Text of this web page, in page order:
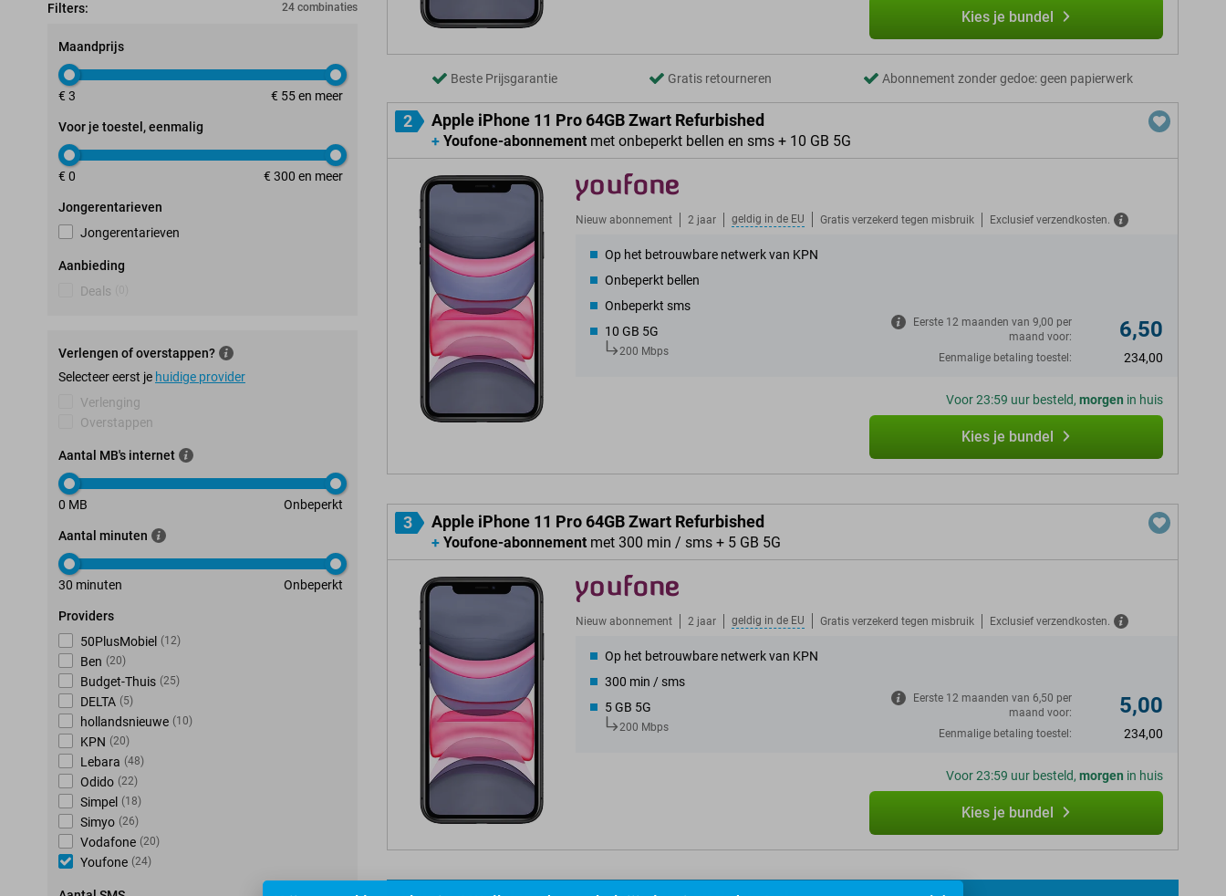
Filters:
24 combinaties
Maandprijs
€ 3 € 55 en meer
Voor je toestel, eenmalig
€ 0 € 300 en meer
Jongerentarieven
Jongerentarieven
Aanbieding
Deals
Verlengen of overstappen?
Selecteer eerst je huidige provider
Verlenging
Overstappen
Aantal MB's internet
0 MB Onbeperkt
Aantal minuten
30 minuten Onbeperkt
Providers
50PlusMobiel (12)
Ben (20)
Budget-Thuis (25)
DELTA (5)
hollandsnieuwe (10)
KPN (20)
Lebara (48)
Odido (22)
Simpel (18)
Simyo (26)
Vodafone (20)
Youfone (24)
Kies je bundel
Beste Prijsgarantie Gratis retourneren Abonnement zonder gedoe: geen papierwerk
2 Apple iPhone 11 Pro 64GB Zwart Refurbished
+ Youfone-abonnement met onbeperkt bellen en sms + 10 GB 5G
Nieuw abonnement 2 jaar geldig in de EU Gratis verzekerd tegen misbruik Exclusief verzendkosten.
Op het betrouwbare netwerk van KPN
Onbeperkt bellen
Onbeperkt sms
10 GB 5G
200 Mbps
Eerste 12 maanden van 9,00 per
maand voor:
6,50
Eenmalige betaling toestel: 234,00
Voor 23:59 uur besteld, morgen in huis
Kies je bundel
3 Apple iPhone 11 Pro 64GB Zwart Refurbished
+ Youfone-abonnement met 300 min / sms + 5 GB 5G
Nieuw abonnement 2 jaar geldig in de EU Gratis verzekerd tegen misbruik Exclusief verzendkosten.
Op het betrouwbare netwerk van KPN
300 min / sms
5 GB 5G
200 Mbps
Eerste 12 maanden van 6,50 per
maand voor:
5,00
Eenmalige betaling toestel: 234,00
Voor 23:59 uur besteld, morgen in huis
Kies je bundel